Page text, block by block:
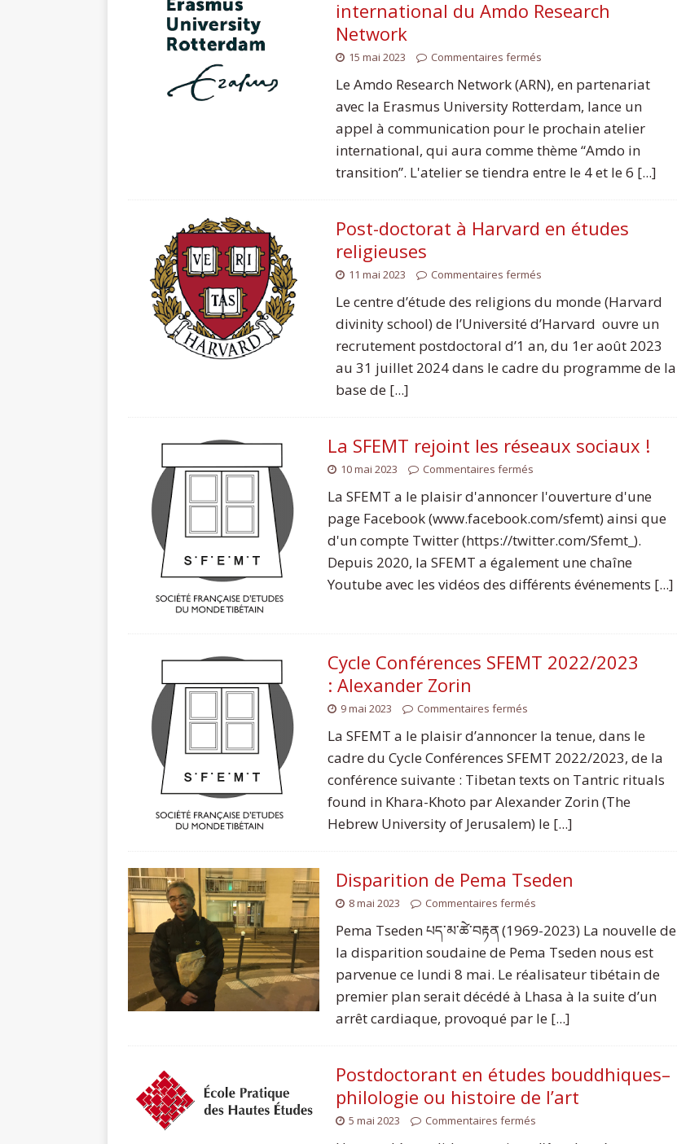
international du Amdo Research
Network
15 mai 2023 Commentaires fermés
Le Amdo Research Network (ARN), en partenariat
avec la Erasmus University Rotterdam, lance un
appel à communication pour le prochain atelier
international, qui aura comme thème “Amdo in
transition”. L'atelier se tiendra entre le 4 et le 6 [...]
Post-doctorat à Harvard en études
religieuses
11 mai 2023 Commentaires fermés
Le centre d’étude des religions du monde (Harvard
divinity school) de l’Université d’Harvard ouvre un
recrutement postdoctoral d’1 an, du 1er août 2023
au 31 juillet 2024 dans le cadre du programme de la
base de [...]
La SFEMT rejoint les réseaux sociaux !
10 mai 2023 Commentaires fermés
La SFEMT a le plaisir d'annoncer l'ouverture d'une
page Facebook (www.facebook.com/sfemt) ainsi que
d'un compte Twitter (https://twitter.com/Sfemt_).
Depuis 2020, la SFEMT a également une chaîne
Youtube avec les vidéos des différents événements [...]
Cycle Conférences SFEMT 2022/2023
: Alexander Zorin
9 mai 2023 Commentaires fermés
La SFEMT a le plaisir d’annoncer la tenue, dans le
cadre du Cycle Conférences SFEMT 2022/2023, de la
conférence suivante : Tibetan texts on Tantric rituals
found in Khara-Khoto par Alexander Zorin (The
Hebrew University of Jerusalem) le [...]
Disparition de Pema Tseden
8 mai 2023 Commentaires fermés
Pema Tseden པད་མ་ཚེ་བརྟན (1969-2023) La nouvelle de
la disparition soudaine de Pema Tseden nous est
parvenue ce lundi 8 mai. Le réalisateur tibétain de
premier plan serait décédé à Lhasa à la suite d’un
arrêt cardiaque, provoqué par le [...]
Postdoctorant en études bouddhiques–
philologie ou histoire de l’art
5 mai 2023 Commentaires fermés